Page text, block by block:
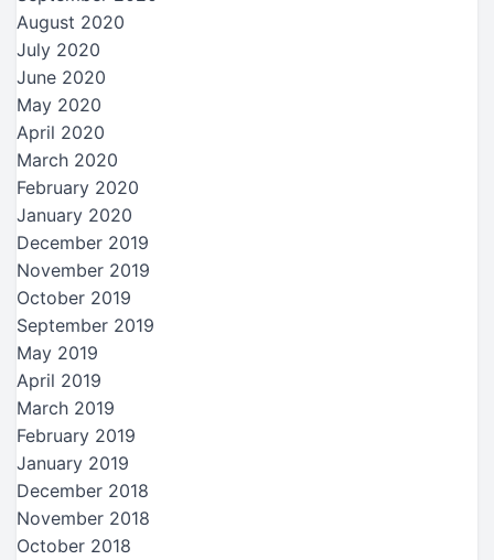
August 2020
July 2020
June 2020
May 2020
April 2020
March 2020
February 2020
January 2020
December 2019
November 2019
October 2019
September 2019
May 2019
April 2019
March 2019
February 2019
January 2019
December 2018
November 2018
October 2018